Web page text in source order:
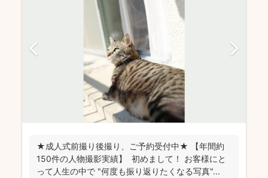
★成人式前撮り後撮り、ご予約受付中★ 【年間約
150件の人物撮影実績】 初めまして！ お客様にと
って人生の中で "何度も振り返りたくなる写真"...